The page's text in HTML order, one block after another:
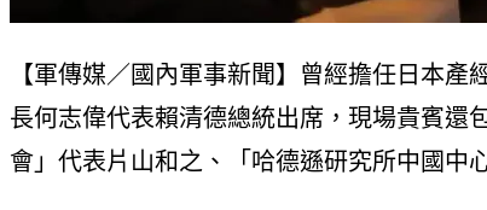
【軍傳媒／國內軍事新聞】曾經擔任日本
長何志偉代表賴清德總統出席，現場貴賓還
會」代表片山和之、「哈德遜研究所中國中